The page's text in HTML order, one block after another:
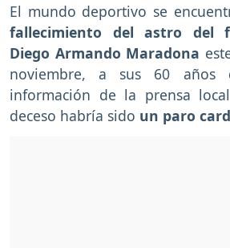
El mundo deportivo se
fallecimiento del astro del
Diego Armando Maradona
noviembre, a sus 60 años
información de la prensa
deceso habría sido un paro